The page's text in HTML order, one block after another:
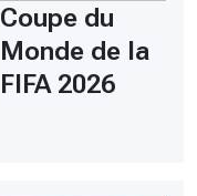
Coupe du
Monde de la
FIFA 2026